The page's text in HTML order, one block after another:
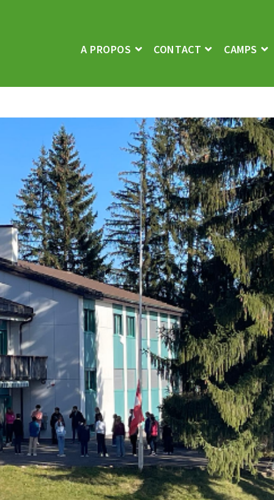
A PROPOS CONTACT CAMPS